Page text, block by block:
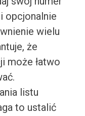
opcjonalnie
wielu
że
może łatwo
listu
to ustalić